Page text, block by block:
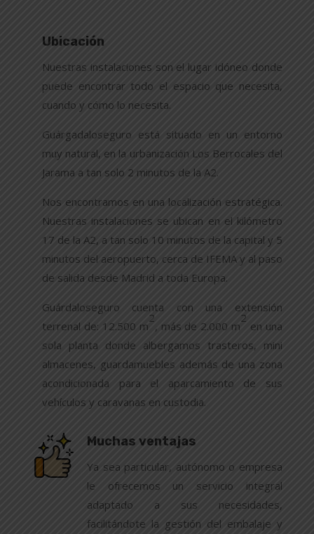
Ubicación
Nuestras instalaciones son el lugar idóneo donde
puede encontrar todo el espacio que necesita,
cuando y cómo lo necesita.
Guárgadaloseguro está situado en un entorno
muy natural, en la urbanización Los Berrocales del
Jarama a tan solo 2 minutos de la A2.
Nos encontramos en una localización estratégica.
Nuestras instalaciones se ubican en el kilómetro
17 de la A2, a tan solo 10 minutos de la capital y 5
minutos del aeropuerto, cerca de IFEMA y al paso
de salida desde Madrid a toda Europa.
Guárdaloseguro cuenta con una extensión
terrenal de: 12.500 m
2
, más de 2.000 m
2
en una
sola planta donde albergamos trasteros, mini
almacenes, guardamuebles además de una zona
acondicionada para el aparcamiento de sus
vehículos y caravanas en custodia.
Muchas ventajas
Ya sea particular, autónomo o empresa
le ofrecemos un servicio integral
adaptado a sus necesidades,
facilitándote la gestión del embalaje y